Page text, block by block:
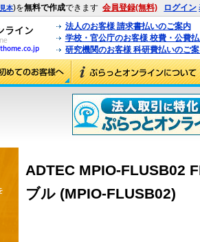
見本)を無料で作成できます 会員登録(無料) ログイン
法人のお客様 請求書払いのご案内
学校・官公庁のお客様 校費・公費
研究機関のお客様 科研費払いのご
ADTEC MPIO-FLUSB02
ブル (MPIO-FLUSB02)